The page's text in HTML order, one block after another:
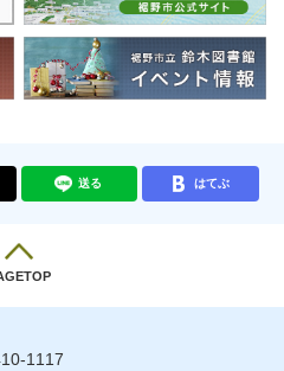
送る はてぶ
1117